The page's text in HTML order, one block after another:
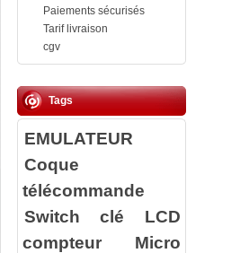
Paiements sécurisés
Tarif livraison
cgv
Tags
EMULATEUR
Coque
télécommande
Switch clé
LCD
compteur
Micro